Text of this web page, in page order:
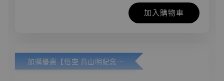
加入購物車
加購優惠【悟空 鳥山明紀念款 [奇蹟工作室]】